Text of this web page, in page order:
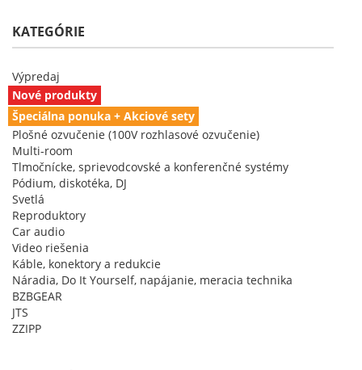
KATEGÓRIE
Výpredaj
Nové produkty
Špeciálna ponuka + Akciové sety
Plošné ozvučenie (100V rozhlasové ozvučenie)
Multi-room
Tlmočnícke, sprievodcovské a konferenčné systémy
Pódium, diskotéka, DJ
Svetlá
Reproduktory
Car audio
Video riešenia
Káble, konektory a redukcie
Náradia, Do It Yourself, napájanie, meracia technika
BZBGEAR
JTS
ZZIPP